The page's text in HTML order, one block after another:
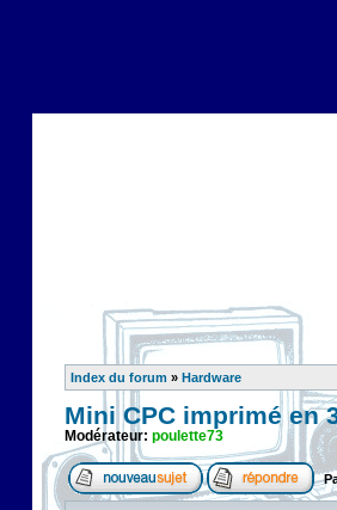
Index du forum » Hardware
Mini CPC imprimé en
Modérateur: poulette73